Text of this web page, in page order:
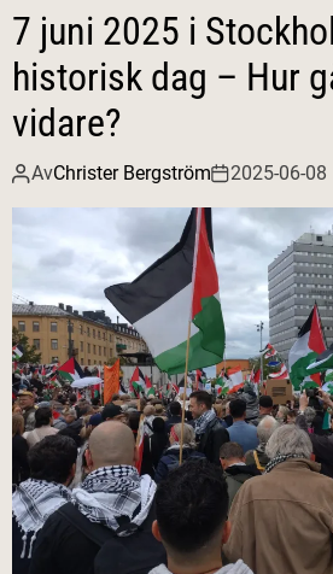
7 juni 2025 i
historisk dag – Hur
vidare?
AvChrister Bergström 2025-06-08